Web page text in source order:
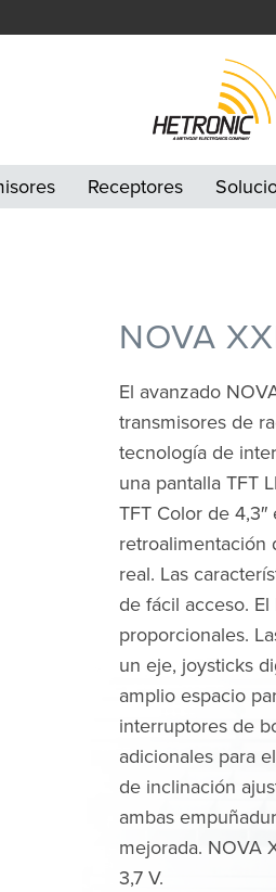
Receptores
NOVA
El avanzado
transmisores de
tecnología de
una pantalla TFT
TFT Color de
retroalimentación
real. Las
de fácil acceso.
proporcionales.
un eje, joysticks
amplio espacio
interruptores de
adicionales para
de inclinación
ambas
mejorada. NOVA
3,7 V.